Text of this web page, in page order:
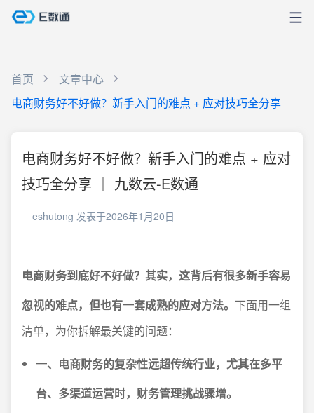
首页
文章中心
电商财务好不好做？新手入门的难点 + 应对技巧全分享
电商财务好不好做？新手入门的难点 + 应对
技巧全分享 ｜ 九数云-E数通
eshutong 发表于2026年1月20日
电商财务到底好不好做？其实，这背后有很多新手容易
忽视的难点，但也有一套成熟的应对方法。 下面用一组
清单，为你拆解最关键的问题：
一、电商财务的复杂性远超传统行业，尤其在多平
台、多渠道运营时，财务管理挑战骤增。